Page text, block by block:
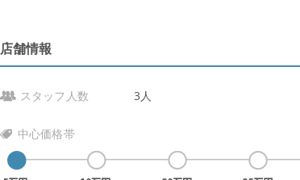
店舗情報
スタッフ人数 3人
中心価格帯